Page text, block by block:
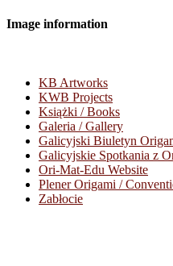
Image information
KB Artworks
KWB Projects
Książki / Books
Galeria / Gallery
Galicyjski Biuletyn
Galicyjskie Spotkania z
Ori-Mat-Edu Website
Plener Origami /
Zabłocie